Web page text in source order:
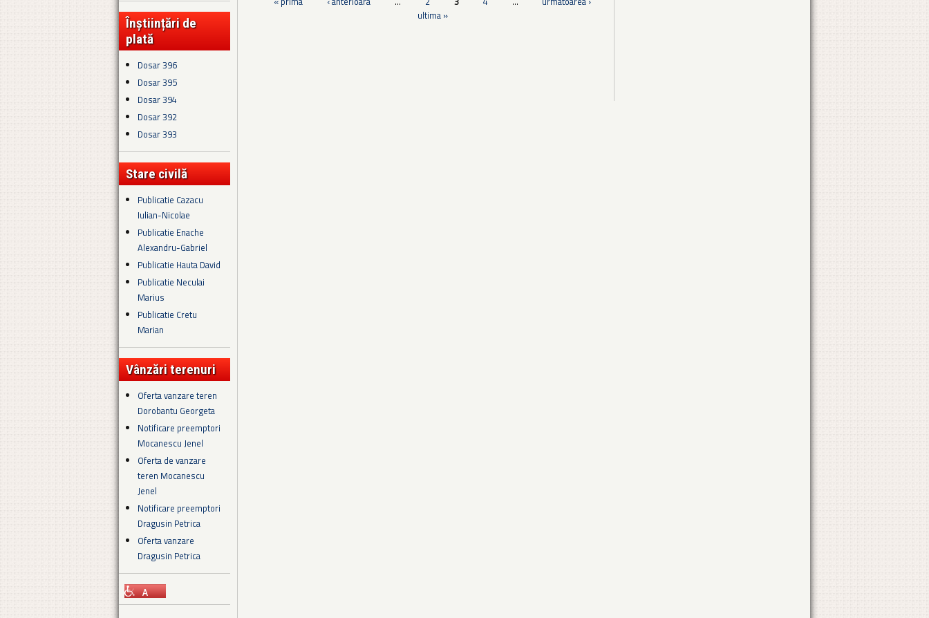
Înștiințări de
plată
Dosar 396
Dosar 395
Dosar 394
Dosar 392
Dosar 393
Stare civilă
Publicatie Cazacu
Iulian-Nicolae
Publicatie Enache
Alexandru-Gabriel
Publicatie Hauta David
Publicatie Neculai
Marius
Publicatie Cretu
Marian
Vânzări terenuri
Oferta vanzare teren
Dorobantu Georgeta
Notificare preemptori
Mocanescu Jenel
Oferta de vanzare
teren Mocanescu
Jenel
Notificare preemptori
Dragusin Petrica
Oferta vanzare
Dragusin Petrica
Pagini
ultima »